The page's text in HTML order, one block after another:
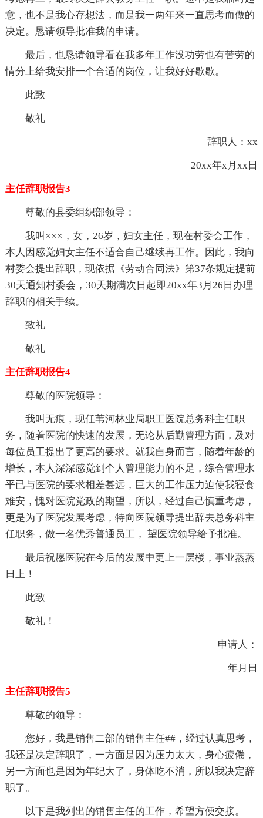
意，也不是我心存想法，而是我一两年来一直思考而做的
决定。恳请领导批准我的申请。
最后，也恳请领导看在我多年工作没功劳也有苦劳的
情分上给我安排一个合适的岗位，让我好好歇歇。
此致
敬礼
辞职人：xx
20xx年x月xx日
主任辞职报告3
尊敬的县委组织部领导：
我叫×××，女，26岁，妇女主任，现在村委会工作，
本人因感觉妇女主任不适合自己继续再工作。因此，我向
村委会提出辞职，现依据《劳动合同法》第37条规定提前
30天通知村委会，30天期满次日起即20xx年3月26日办理
辞职的相关手续。
致礼
敬礼
主任辞职报告4
尊敬的医院领导：
我叫无痕，现任苇河林业局职工医院总务科主任职
务，随着医院的快速的发展，无论从后勤管理方面，及对
每位员工提出了更高的要求。就我自身而言，随着年龄的
增长，本人深深感觉到个人管理能力的不足，综合管理水
平已与医院的要求相差甚远，巨大的工作压力迫使我寝食
难安，愧对医院党政的期望，所以，经过自己慎重考虑，
更是为了医院发展考虑，特向医院领导提出辞去总务科主
任职务，做一名优秀普通员工， 望医院领导给予批准。
最后祝愿医院在今后的发展中更上一层楼，事业蒸蒸
日上！
此致
敬礼！
申请人：
年月日
主任辞职报告5
尊敬的领导：
您好，我是销售二部的销售主任##，经过认真思考，
我还是决定辞职了，一方面是因为压力太大，身心疲倦，
另一方面也是因为年纪大了，身体吃不消，所以我决定辞
职了。
以下是我列出的销售主任的工作，希望方便交接。